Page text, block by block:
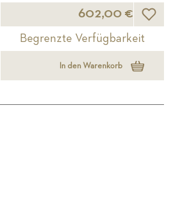
602,00 €
Begrenzte Verfügbarkeit
In den Warenkorb